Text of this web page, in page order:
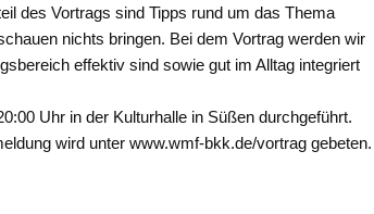
des Vortrags sind Tipps rund um das Thema
nichts bringen. Bei dem Vortrag werden wir
effektiv sind sowie gut im Alltag integriert
Uhr in der Kulturhalle in Süßen durchgeführt.
wird unter www.wmf-bkk.de/vortrag gebeten.